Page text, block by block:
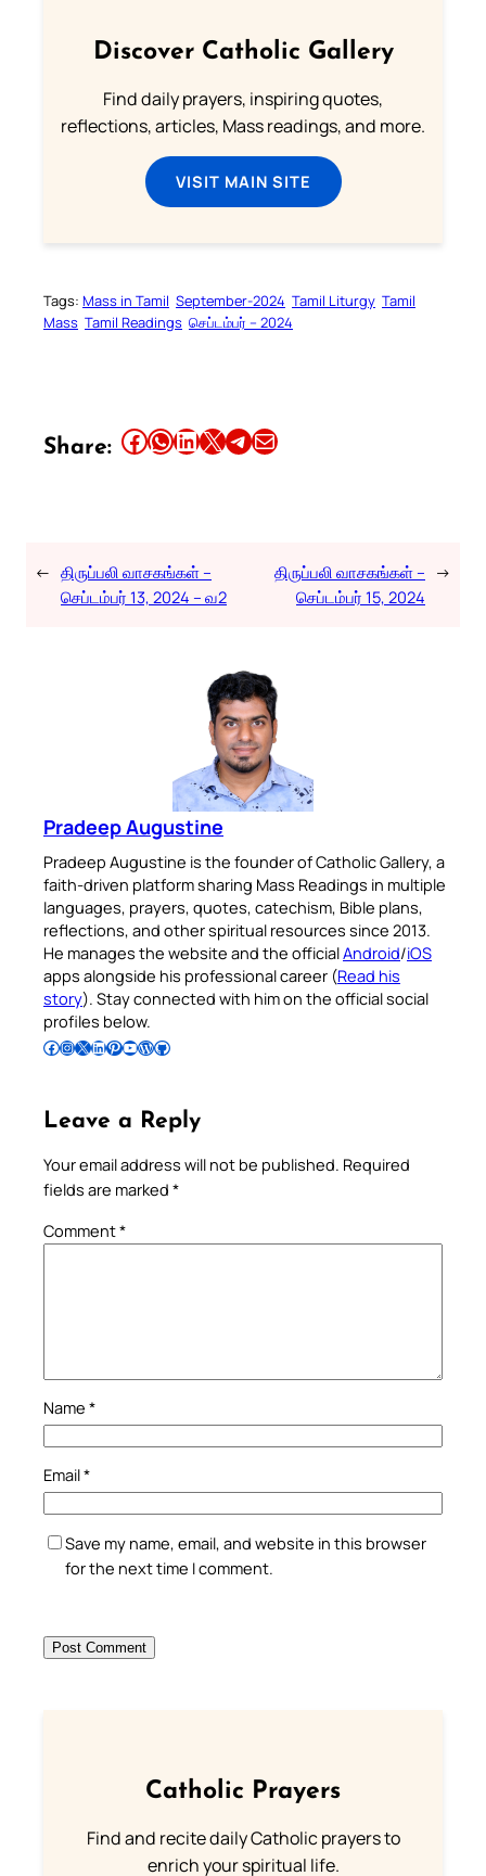
Discover Catholic Gallery
Find daily prayers, inspiring quotes,
reflections, articles, Mass readings, and more.
VISIT MAIN SITE
Tags: Mass in Tamil September-2024 Tamil Liturgy Tamil
Mass Tamil Readings செப்டம்பர் – 2024
Share: Share this article on Facebook Share this article on WhatsApp Share this article on LinkedIn Share this article on X Share this article on TelegramEmail this Article
← திருப்பலி வாசகங்கள் –
செப்டம்பர் 13, 2024 – வ2
திருப்பலி வாசகங்கள் –
செப்டம்பர் 15, 2024
→
Pradeep Augustine
Pradeep Augustine is the founder of Catholic Gallery, a
faith-driven platform sharing Mass Readings in multiple
languages, prayers, quotes, catechism, Bible plans,
reflections, and other spiritual resources since 2013.
He manages the website and the officialAndroid/iOS
apps alongside his professional career (Read his
story). Stay connected with him on the official social
profiles below.
Follow Pradeep on Facebook Follow Pradeep on InstagramFollow Pradeep on X Follow Pradeep on LinkedIn Follow Pradeep on Pinterest Subscribe to Pradeep’s Youtube Channel Follow Pradeep on WordPress Follow Pradeep on GitHub
Leave a Reply
Your email address will not be published. Required
fields are marked *
Comment*
Name *
Email*
Save my name, email, and website in this browser
for the next time I comment.
Catholic Prayers
Find and recite daily Catholic prayers to
enrich your spiritual life.